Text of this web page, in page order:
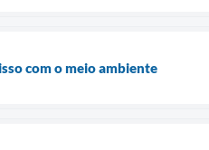
com o meio ambiente